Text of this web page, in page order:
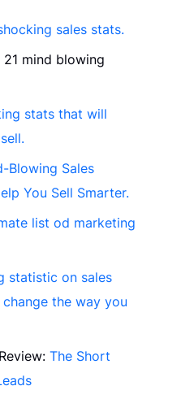
sales stats.
mind blowing
stats that will
Blowing Sales
You Sell Smarter.
list od marketing
statistic on sales
the way you
The Short